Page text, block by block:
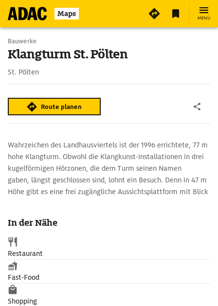
Maps MENÜ
Bauwerke
Klangturm St. Pölten
St. Pölten
Route planen
Wahrzeichen des Landhausviertels ist der 1996 errichtete, 77 m
hohe Klangturm. Obwohl die Klangkunst-Installationen in drei
kugelförmigen Hörzonen, die dem Turm seinen Namen
gaben, längst geschlossen sind, lohnt ein Besuch. Denn in 47 m
Höhe gibt es eine frei zugängliche Aussichtsplattform mit Blick
In der Nähe
Restaurant
Fast-Food
Shopping